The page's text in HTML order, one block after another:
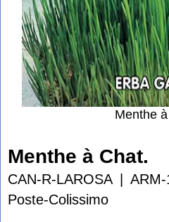
Menthe
Menthe à Chat.
CAN-R-LAROSA
ARM-
Poste-Colissimo